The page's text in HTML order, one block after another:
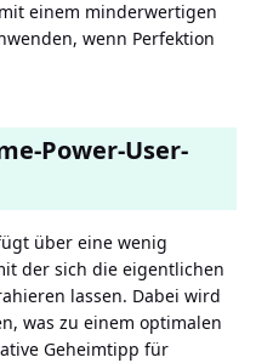
einem minderwertigen
wenn Perfektion
Power-User-
über eine wenig
der sich die eigentlichen
lassen. Dabei wird
was zu einem optimalen
Geheimtipp für